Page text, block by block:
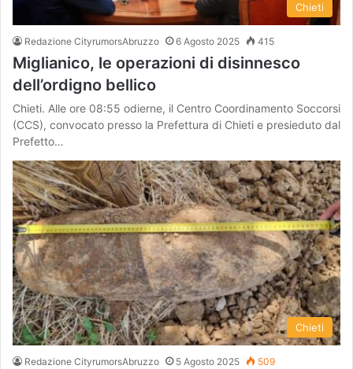
Chieti
Redazione CityrumorsAbruzzo 6 Agosto 2025 415
Miglianico, le operazioni di disinnesco
dell’ordigno bellico
Chieti. Alle ore 08:55 odierne, il Centro Coordinamento Soccorsi
(CCS), convocato presso la Prefettura di Chieti e presieduto dal
Prefetto…
Chieti
Redazione CityrumorsAbruzzo 5 Agosto 2025 509